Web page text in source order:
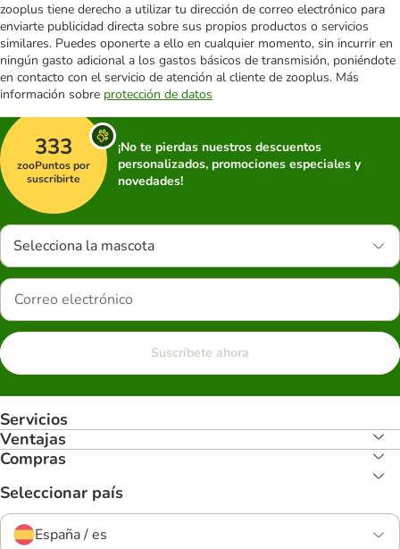
zooplus tiene derecho a utilizar tu dirección de correo electrónico para
enviarte publicidad directa sobre sus propios productos o servicios
similares. Puedes oponerte a ello en cualquier momento, sin incurrir en
ningún gasto adicional a los gastos básicos de transmisión, poniéndote
en contacto con el servicio de atención al cliente de zooplus. Más
información sobre protección de datos
333
zooPuntos por
suscribirte
¡No te pierdas nuestros descuentos
personalizados, promociones especiales y
novedades!
Selecciona la mascota
Suscríbete ahora
Servicios
Ventajas
Compras
Seleccionar país
España / es